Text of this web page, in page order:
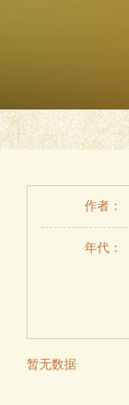
作者：
年代：
暂无数据